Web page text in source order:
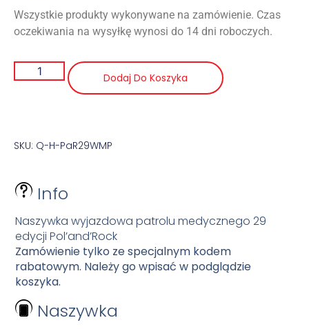
Wszystkie produkty wykonywane na zamówienie. Czas
oczekiwania na wysyłkę wynosi do 14 dni roboczych.
Dodaj Do Koszyka
SKU: Q-H-PaR29WMP
Info
Naszywka wyjazdowa patrolu medycznego 29
edycji Pol’and’Rock
Zamówienie tylko ze specjalnym kodem
rabatowym. Należy go wpisać w podglądzie
koszyka.
Naszywka